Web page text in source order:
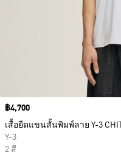
Price
฿4,700
เสื้อยืดแขนสั้นพิมพ์ลาย Y-3
Y-3
2 สี